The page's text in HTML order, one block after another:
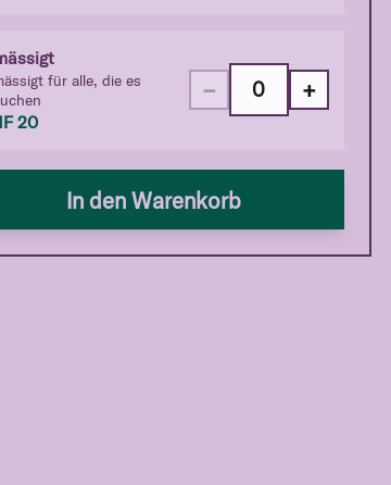
für alle, die es
20
− +
In den Warenkorb